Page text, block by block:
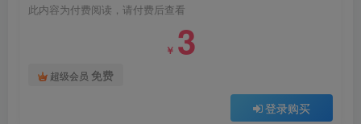
此内容为付费阅读，请付费后查看
￥ 3
超级会员 免费
登录购买